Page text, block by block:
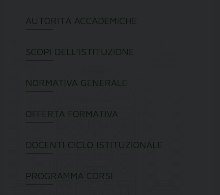
AUTORITÀ ACCADEMICHE
SCOPI DELL’ISTITUZIONE
NORMATIVA GENERALE
OFFERTA FORMATIVA
DOCENTI CICLO ISTITUZIONALE
PROGRAMMA CORSI